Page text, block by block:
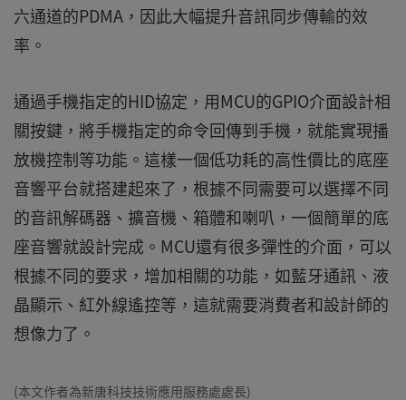
六通道的PDMA，因此大幅提升音訊同步傳輸的效
率。
通過手機指定的HID協定，用MCU的GPIO介面設計相
關按鍵，將手機指定的命令回傳到手機，就能實現播
放機控制等功能。這樣一個低功耗的高性價比的底座
音響平台就搭建起來了，根據不同需要可以選擇不同
的音訊解碼器、擴音機、箱體和喇叭，一個簡單的底
座音響就設計完成。MCU還有很多彈性的介面，可以
根據不同的要求，增加相關的功能，如藍牙通訊、液
晶顯示、紅外線遙控等，這就需要消費者和設計師的
想像力了。
(本文作者為新唐科技技術應用服務處處長)